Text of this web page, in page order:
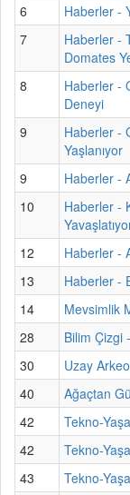
6
Haberler -
7
Haberler -
Domates
8
Haberler -
Deneyi
9
Haberler -
Yaşlanıyor
9
Haberler -
10
Haberler -
12
Haberler -
13
Haberler -
14
Mevsimlik
28
Bilim Çizgi
30
Uzay
40
Ağaçtan
42
Tekno-
42
Tekno-
43
Tekno-